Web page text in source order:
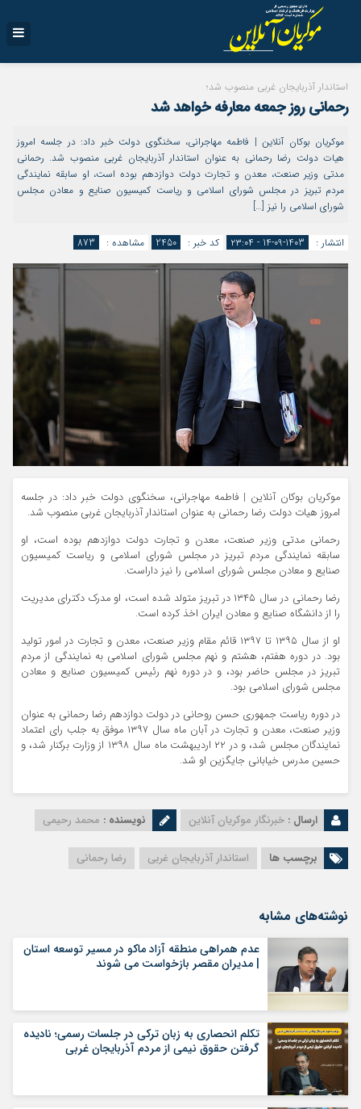
استاندار آذربایجان غربی منصوب شد؛
رحمانی روز جمعه معارفه خواهد شد
موکریان بوکان آنلاین | فاطمه مهاجرانی، سخنگوی دولت خبر داد: در جلسه امروز
هیات دولت رضا رحمانی به عنوان استاندار آذربایجان غربی منصوب شد. رحمانی
مدتی وزیر صنعت، معدن و تجارت دولت دوازدهم بوده است، او سابقه نمایندگی
مردم تبریز در مجلس شورای اسلامی و ریاست کمیسیون صنایع و معادن مجلس
شورای اسلامی را نیز […]
انتشار : 1403-09-14 - ۲۳:۰۴ کد خبر : 2450 مشاهده : 873
موکریان بوکان آنلاین | فاطمه مهاجرانی، سخنگوی دولت خبر داد: در جلسه
امروز هیات دولت رضا رحمانی به عنوان استاندار آذربایجان غربی منصوب شد.
رحمانی مدتی وزیر صنعت، معدن و تجارت دولت دوازدهم بوده است، او
سابقه نمایندگی مردم تبریز در مجلس شورای اسلامی و ریاست کمیسیون
صنایع و معادن مجلس شورای اسلامی را نیز داراست.
رضا رحمانی در سال ۱۳۴۵ در تبریز متولد شده است، او مدرک دکترای مدیریت
را از دانشگاه صنایع و معادن ایران اخذ کرده است.
او از سال ۱۳۹۵ تا ۱۳۹۷ قائم مقام وزیر صنعت، معدن و تجارت در امور تولید
بود. در دوره هفتم، هشتم و نهم مجلس شورای اسلامی به نمایندگی از مردم
تبریز در مجلس حاضر بود، و در دوره نهم رئیس کمیسیون صنایع و معادن
مجلس شورای اسلامی بود.
در دوره ریاست جمهوری حسن روحانی در دولت دوازدهم رضا رحمانی به عنوان
وزیر صنعت، معدن و تجارت در آبان ماه سال ۱۳۹۷ موفق به جلب رای اعتماد
نمایندگان مجلس شد، و در ۲۲ اردیبهشت ماه سال ۱۳۹۸ از وزارت برکنار شد، و
حسین مدرس خیابانی جایگزین او شد.
ارسال : خبرنگار موکریان آنلاین نویسنده : محمد رحیمی
برچسب ها استاندار آذربایجان غربی رضا رحمانی
نوشته‌های مشابه
عدم همراهی منطقه آزاد ماکو در مسیر توسعه استان
| مدیران مقصر بازخواست می شوند
تکلم انحصاری به زبان ترکی در جلسات رسمی؛ نادیده
گرفتن حقوق نیمی از مردم آذربایجان غربی